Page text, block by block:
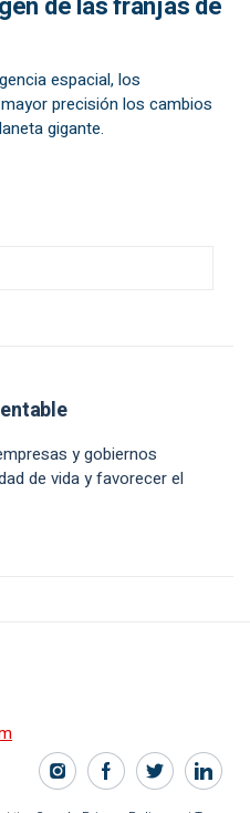
espacial, los
precisión los cambios
gigante.
y gobiernos
de vida y favorecer el